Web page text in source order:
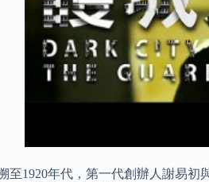
1920年代，第一代創辦人謝易